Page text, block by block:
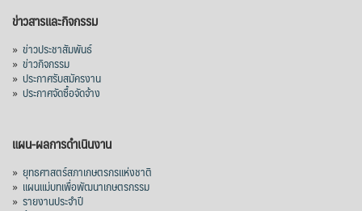
ข่าวสารและกิจกรรม
» ข่าวประชาสัมพันธ์
» ข่าวกิจกรรม
» ประกาศรับสมัครงาน
» ประกาศจัดซื้อจัดจ้าง
แผน-ผลการดำเนินงาน
» ยุทธศาสตร์สภาเกษตรกรแห่งชาติ
» แผนแม่บทเพื่อพัฒนาเกษตรกรรม
» รายงานประจำปี